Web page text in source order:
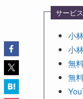
サービ
小
小
無
無